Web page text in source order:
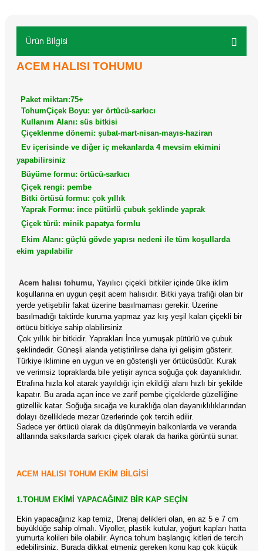
Ürün Bilgisi
ACEM HALISI TOHUMU
Paket miktarı:75+
TohumÇiçek Boyu: yer örtücü-sarkıcı
Kullanım Alanı: süs bitkisi
Çiçeklenme dönemi: şubat-mart-nisan-mayıs-haziran
Ev içerisinde ve diğer iç mekanlarda 4 mevsim ekimini
yapabilirsiniz
Büyüme formu: örtücü-sarkıcı
Çiçek rengi: pembe
Bitki örtüsü formu: çok yıllık
Yaprak Formu: ince pütürlü çubuk şeklinde yaprak
Çiçek türü: minik papatya formlu
Ekim Alanı: güçlü gövde yapısı nedeni ile tüm koşullarda
ekim yapılabilir
Acem halısı tohumu, Yayılıcı çiçekli bitkiler içinde ülke iklim
koşullarına en uygun çeşit acem halısıdır. Bitki yaya trafiği olan bir
yerde yetişebilir fakat üzerine basılmaması gerekir. Üzerine
basılmadığı taktirde kuruma yapmaz yaz kış yeşil kalan çiçekli bir
örtücü bitkiye sahip olabilirsiniz
Çok yıllık bir bitkidir. Yaprakları İnce yumuşak pütürlü ve çubuk
şeklindedir. Güneşli alanda yetiştirilirse daha iyi gelişim gösterir.
Türkiye iklimine en uygun ve en gösterişli yer örtücüsüdür. Kurak
ve verimsiz topraklarda bile yetişir ayrıca soğuğa çok dayanıklıdır.
Etrafına hızla kol atarak yayıldığı için ekildiği alanı hızlı bir şekilde
kapatır. Bu arada açan ince ve zarif pembe çiçeklerde güzelliğine
güzellik katar. Soğuğa sıcağa ve kuraklığa olan dayanıklılıklarından
dolayı özelliklede mezar üzerlerinde çok tercih edilir.
Sadece yer örtücü olarak da düşünmeyin balkonlarda ve veranda
altlarında saksılarda sarkıcı çiçek olarak da harika görüntü sunar.
ACEM HALISI TOHUM EKİM BİLGİSİ
1.TOHUM EKİMİ YAPACAĞINIZ BİR KAP SEÇİN
Ekin yapacağınız kap temiz, Drenaj delikleri olan, en az 5 e 7 cm
büyüklüğe sahip olmalı. Viyoller, plastik kutular, yoğurt kapları hatta
yumurta kolileri bile olabilir. Ayrıca tohum başlangıç kitleri de tercih
edebilirsiniz. Burada dikkat etmeniz gereken konu kap çok küçük